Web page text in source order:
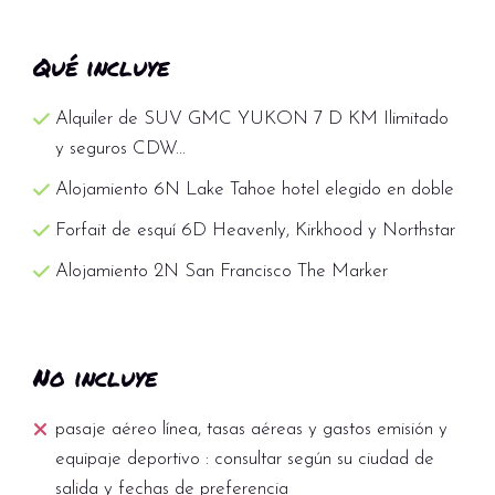
Qué incluye
Alquiler de SUV GMC YUKON 7 D KM Ilimitado
y seguros CDW...
Alojamiento 6N Lake Tahoe hotel elegido en doble
Forfait de esquí 6D Heavenly, Kirkhood y Northstar
Alojamiento 2N San Francisco The Marker
No incluye
pasaje aéreo línea, tasas aéreas y gastos emisión y
equipaje deportivo : consultar según su ciudad de
salida y fechas de preferencia